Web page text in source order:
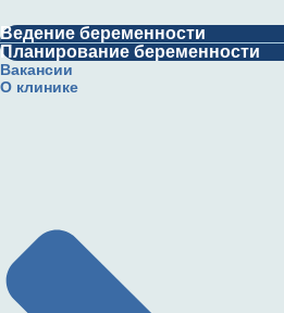
Ведение беременности
Планирование беременности
Вакансии
О клинике